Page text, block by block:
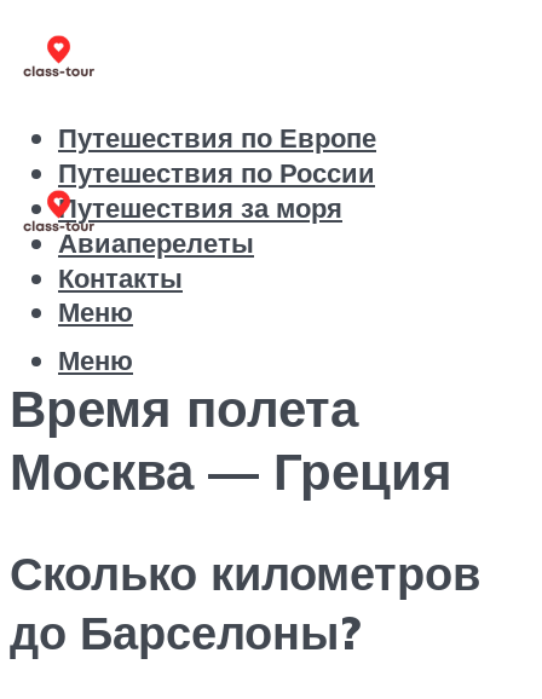
Путешествия по Европе
Путешествия по России
Путешествия за моря
Авиаперелеты
Контакты
Меню
Меню
Время полета
Москва — Греция
Сколько километров
до Барселоны?